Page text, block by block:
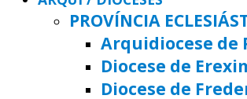
PROVÍNCIA
Arquidiocese de
Diocese de
Diocese de